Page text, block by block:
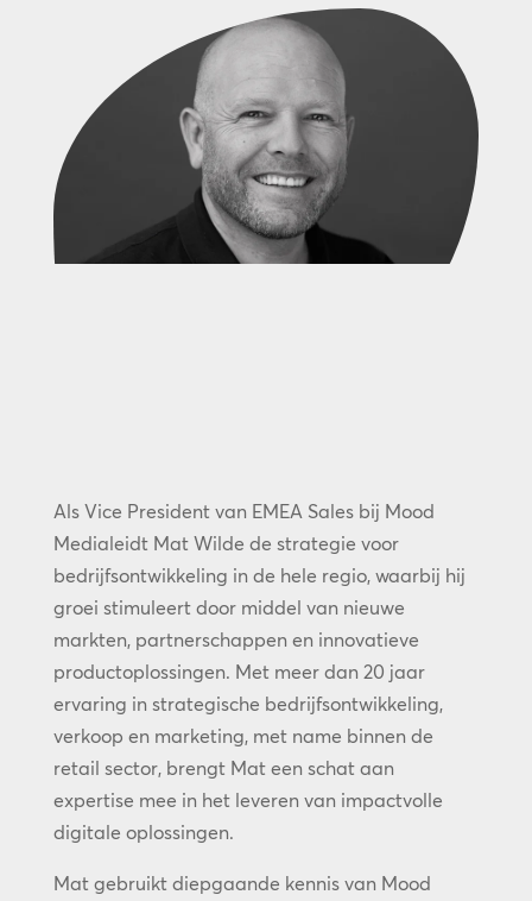
Als Vice President van EMEA Sales bij Mood
Medialeidt Mat Wilde de strategie voor
bedrijfsontwikkeling in de hele regio, waarbij hij
groei stimuleert door middel van nieuwe
markten, partnerschappen en innovatieve
productoplossingen. Met meer dan 20 jaar
ervaring in strategische bedrijfsontwikkeling,
verkoop en marketing, met name binnen de
retail sector, brengt Mat een schat aan
expertise mee in het leveren van impactvolle
digitale oplossingen.
Mat gebruikt diepgaande kennis van Mood